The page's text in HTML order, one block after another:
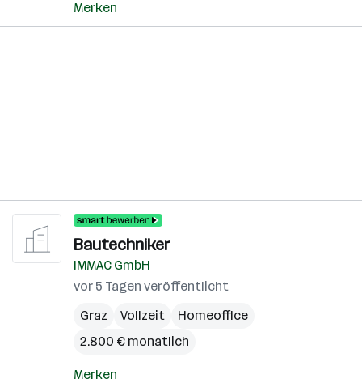
Merken
Bautechniker
IMMAC GmbH
vor 5 Tagen veröffentlicht
Graz
Vollzeit
Homeoffice
2.800 € monatlich
Merken